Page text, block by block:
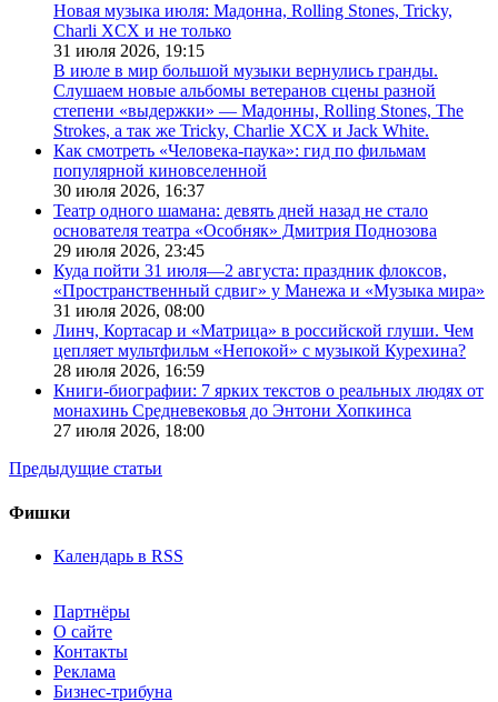
Новая музыка июля: Мадонна, Rolling Stones, Tricky,
Charli XCX и не только
31 июля 2026, 19:15
В июле в мир большой музыки вернулись гранды.
Слушаем новые альбомы ветеранов сцены разной
степени «выдержки» — Мадонны, Rolling Stones, The
Strokes, а так же Tricky, Charlie XCX и Jack White.
Как смотреть «Человека-паука»: гид по фильмам
популярной киновселенной
30 июля 2026, 16:37
Театр одного шамана: девять дней назад не стало
основателя театра «Особняк» Дмитрия Поднозова
29 июля 2026, 23:45
Куда пойти 31 июля—2 августа: праздник флоксов,
«Пространственный сдвиг» у Манежа и «Музыка мира»
31 июля 2026, 08:00
Линч, Кортасар и «Матрица» в российской глуши. Чем
цепляет мультфильм «Непокой» с музыкой Курехина?
28 июля 2026, 16:59
Книги-биографии: 7 ярких текстов о реальных людях от
монахинь Средневековья до Энтони Хопкинса
27 июля 2026, 18:00
Предыдущие статьи
Фишки
Календарь в RSS
Партнёры
О сайте
Контакты
Реклама
Бизнес-трибуна